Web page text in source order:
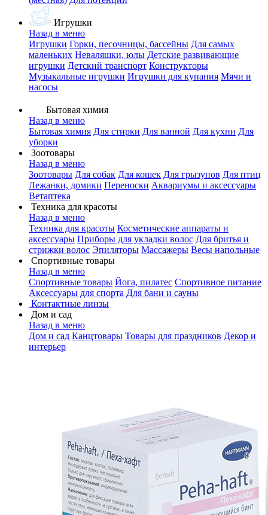
Игрушки
Назад в меню
Игрушки Горки, песочницы, бассейны Для самых
маленьких Неваляшки, юлы Детские развивающие
игрушки Детский транспорт Конструкторы
Музыкальные игрушки Игрушки для купания Мячи и
насосы
Бытовая химия
Назад в меню
Бытовая химия Для стирки Для ванной Для кухни Для
уборки
Зоотовары
Назад в меню
Зоотовары Для собак Для кошек Для грызунов Для птиц
Лежанки, домики Переноски Аквариумы и аксессуары
Ветаптека
Техника для красоты
Назад в меню
Техника для красоты Косметические аппараты и
аксессуары Приборы для укладки волос Для бритья и
стрижки волос Эпиляторы Массажеры Весы напольные
Спортивные товары
Назад в меню
Спортивные товары Йога, пилатес Спортивное питание
Аксессуары для спорта Для бани и сауны
Контактные линзы
Дом и сад
Назад в меню
Дом и сад Канцтовары Товары для праздников Декор и
интерьер